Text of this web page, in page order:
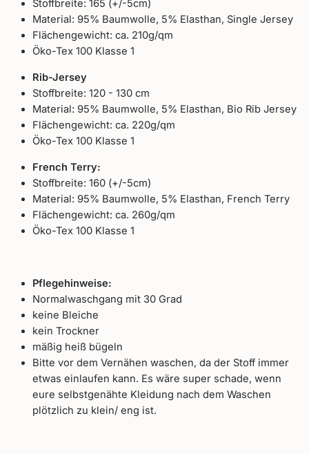
Stoffbreite: 165 (+/-5cm)
Material: 95% Baumwolle, 5% Elasthan, Single Jersey
Flächengewicht: ca. 210g/qm
Öko-Tex 100 Klasse 1
Rib-Jersey
Stoffbreite: 120 - 130 cm
Material: 95% Baumwolle, 5% Elasthan, Bio Rib Jersey
Flächengewicht: ca. 220g/qm
Öko-Tex 100 Klasse 1
French Terry:
Stoffbreite: 160 (+/-5cm)
Material: 95% Baumwolle, 5% Elasthan, French Terry
Flächengewicht: ca. 260g/qm
Öko-Tex 100 Klasse 1
Pflegehinweise:
Normalwaschgang mit 30 Grad
keine Bleiche
kein Trockner
mäßig heiß bügeln
Bitte vor dem Vernähen waschen, da der Stoff immer
etwas einlaufen kann. Es wäre super schade, wenn
eure selbstgenähte Kleidung nach dem Waschen
plötzlich zu klein/ eng ist.